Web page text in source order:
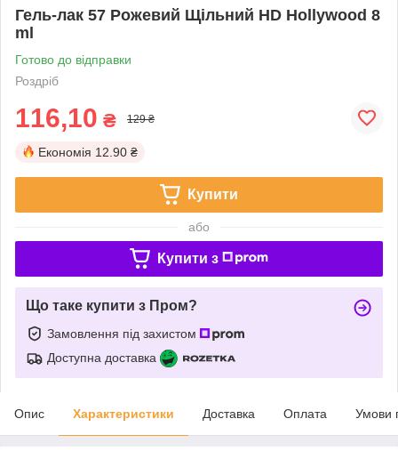
Гель-лак 57 Рожевий Щільний HD Hollywood 8
ml
Готово до відправки
Роздріб
116,10 ₴ 129 ₴
Економія 12.90 ₴
Купити
або
Купити з
Що таке купити з Пром?
Замовлення під захистом
Доступна доставка
Опис Характеристики Доставка Оплата Умови